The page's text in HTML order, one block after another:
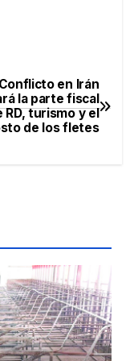
Conflicto en Irán
la parte fiscal
RD, turismo y el
de los fletes